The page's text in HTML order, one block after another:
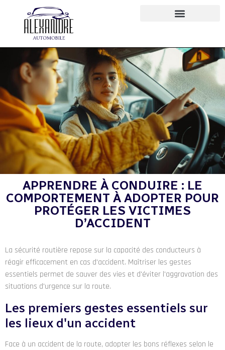
APPRENDRE À CONDUIRE : LE
COMPORTEMENT À ADOPTER POUR
PROTÉGER LES VICTIMES
D’ACCIDENT
La sécurité routière repose sur la capacité des conducteurs à
réagir efficacement en cas d'accident. Maîtriser les gestes
essentiels permet de sauver des vies et d'éviter l'aggravation des
situations d'urgence sur la route.
Les premiers gestes essentiels sur
les lieux d'un accident
Face à un accident de la route, adopter les bons réflexes selon le